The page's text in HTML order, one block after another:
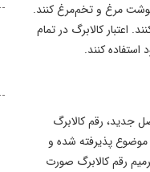
گوشت مرغ و تخم‌مرغ کنند.
اعتبار کالابرگ در تمام
استفاده کنند.
جدید، رقم کالابرگ
موضوع پذیرفته شده و
رقم کالابرگ صورت